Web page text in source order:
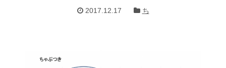
2017.12.17 ち